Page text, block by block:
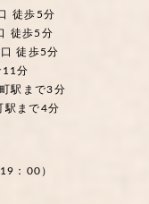
徒歩5分
徒歩5分
徒歩5分
11分
駅まで3分
駅まで4分
：00）